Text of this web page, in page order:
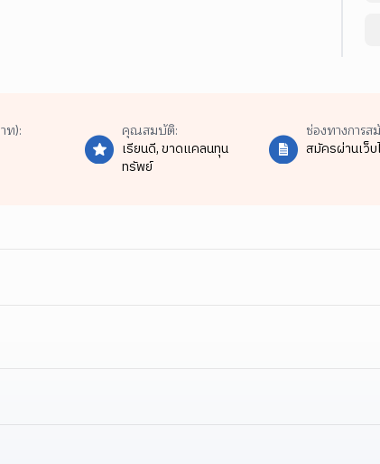
ท):
คุณสมบัติ:
เรียนดี,ขาดแคลนทุน
ทรัพย์
ช่องทางการส
สมัครผ่านเว็